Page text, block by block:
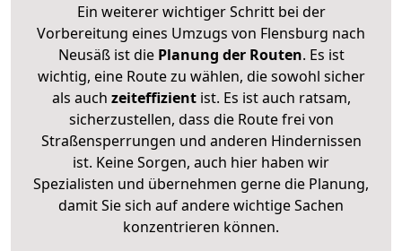
Ein weiterer wichtiger Schritt bei der
Vorbereitung eines Umzugs von Flensburg nach
Neusäß ist diePlanung der Routen. Es ist
wichtig, eine Route zu wählen, die sowohl sicher
als auch zeiteffizientist. Es ist auch ratsam,
sicherzustellen, dass die Route frei von
Straßensperrungen und anderen Hindernissen
ist. Keine Sorgen, auch hier haben wir
Spezialisten und übernehmen gerne die Planung,
damit Sie sich auf andere wichtige Sachen
konzentrieren können.